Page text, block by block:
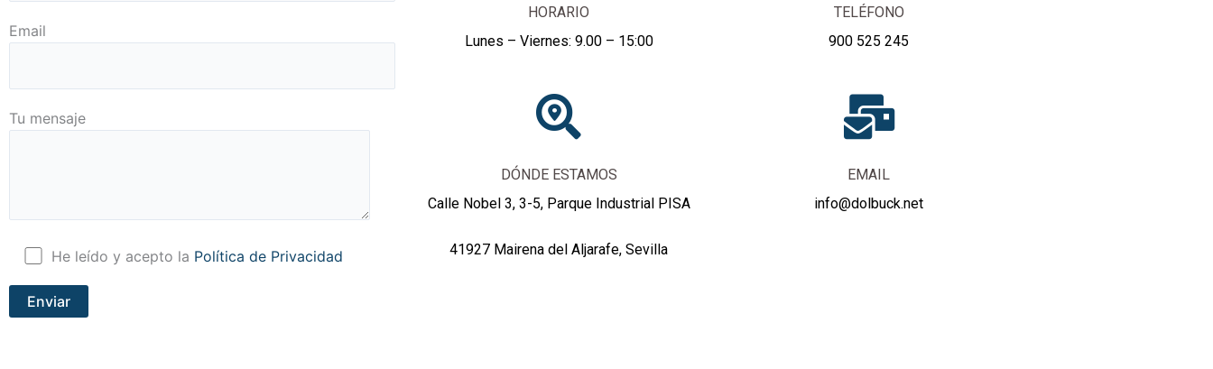
Email
Tu mensaje
He leído y acepto la Política de Privacidad
HORARIO
Lunes – Viernes: 9.00 – 15:00
DÓNDE ESTAMOS
Calle Nobel 3, 3-5, Parque Industrial PISA
41927 Mairena del Aljarafe, Sevilla
TELÉFONO
900 525 245
EMAIL
info@dolbuck.net